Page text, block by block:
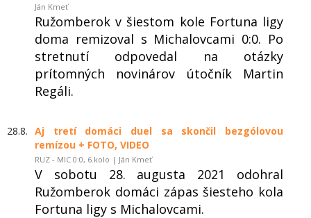
Ján Kmeť
Ružomberok v šiestom kole Fortuna ligy
doma remizoval s Michalovcami 0:0. Po
stretnutí odpovedal na otázky
prítomných novinárov útočník Martin
Regáli.
28.8. Aj tretí domáci duel sa skončil bezgólovou
remízou + FOTO, VIDEO
RUZ - MIC 0:0, 6.kolo | Ján Kmeť
V sobotu 28. augusta 2021 odohral
Ružomberok domáci zápas šiesteho kola
Fortuna ligy s Michalovcami.